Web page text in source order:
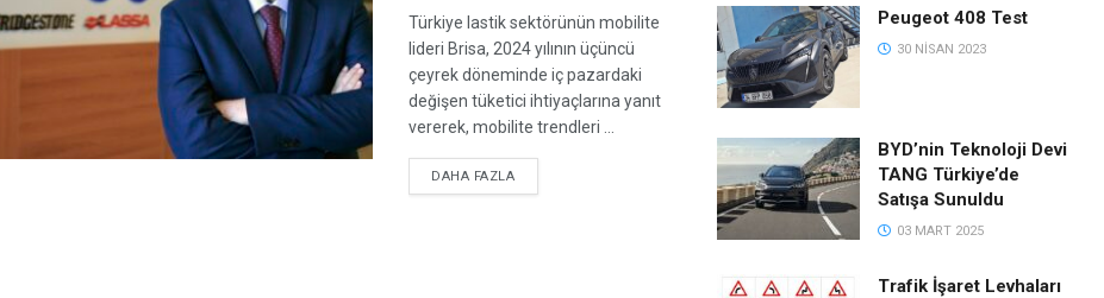
Türkiye lastik sektörünün mobilite
lideri Brisa, 2024 yılının üçüncü
çeyrek döneminde iç pazardaki
değişen tüketici ihtiyaçlarına yanıt
vererek, mobilite trendleri ...
DAHA FAZLADETAILS
Peugeot 408 Test
30 NISAN 2023
BYD’nin Teknoloji Devi
TANG Türkiye’de
Satışa Sunuldu
03 MART 2025
Trafik İşaret Levhaları